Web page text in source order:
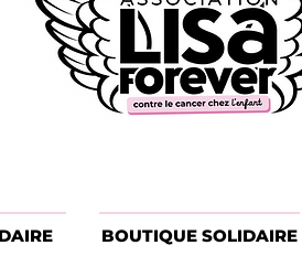
BOUTIQUE SOLIDAIRE